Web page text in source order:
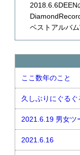
2018.6.6DEEN
ベストアルバ
ここ数年のこと
久しぶりにぐるぐ
2021.6.19 男女ツ
2021.6.16